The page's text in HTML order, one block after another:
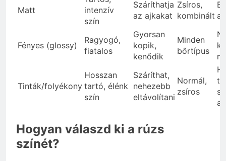
Matt
intenzív
szín
Száríthatja
az ajkakat
Zsíros,
kombinált
Fényes (glossy)
Ragyogó,
fiatalos
Gyorsan
kopik,
kenődik
Minden
bőrtípus
Tinták/folyékony
Hosszan
tartó, élénk
szín
Száríthat,
nehezebb
eltávolítani
Normál,
zsíros
Hogyan válaszd ki a rúzs
színét?